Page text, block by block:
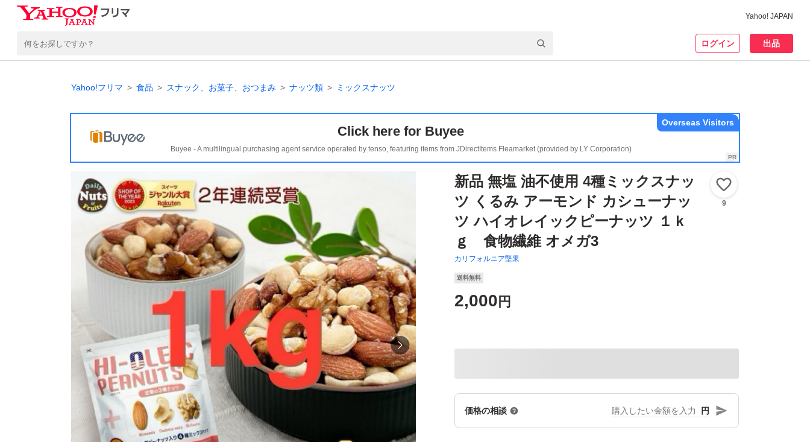
Yahoo! JAPAN
ログイン 出品
Yahoo!フリマ 食品 スナック、お菓子、おつまみ ナッツ類 ミックスナッツ
Click here for Buyee
Buyee - A multilingual purchasing agent service operated by tenso, featuring items from JDirectItems Fleamarket (provided by LY Corporation)
Overseas Visitors
新品 無塩 油不使用 4種ミックスナッ
ツ くるみ アーモンド カシューナッ
ツ ハイオレイックピーナッツ １ｋ
ｇ 食物繊維 オメガ3
カリフォルニア堅果
9
送料無料
2,000 円
価格の相談 円